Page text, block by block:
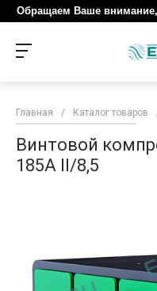
Обращаем Ваше внимание,
Главная / Каталог товаров
Винтовой
185A II/8,5